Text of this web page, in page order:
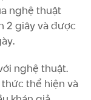
nghệ thuật
2 giây và được
nghệ thuật.
thể hiện và